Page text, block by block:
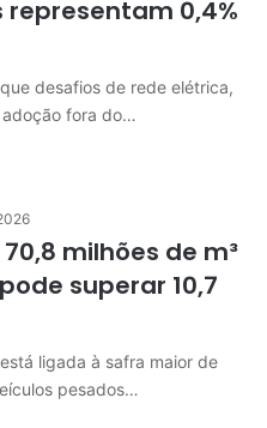
0,4%
desafios de rede elétrica,
fora do…
milhões de m³
superar 10,7
ligada à safra maior de
pesados…